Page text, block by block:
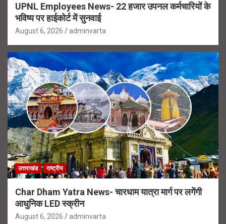
UPNL Employees News- 22 हजार उपनल कर्मचारियों के
भविष्य पर हाईकोर्ट में सुनवाई
August 6, 2026 adminvarta
उत्तराखंड राष्ट्रीय
Char Dham Yatra News- चारधाम यात्रा मार्ग पर लगेंगी
आधुनिक LED स्क्रीन
August 6, 2026 adminvarta